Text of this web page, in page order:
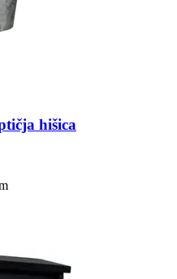
hišica